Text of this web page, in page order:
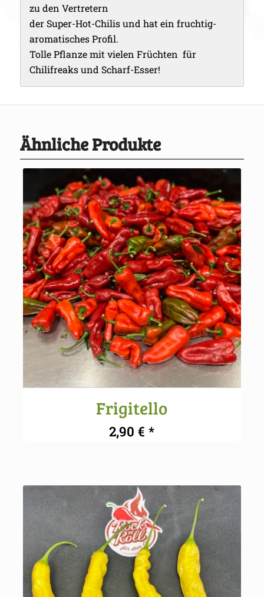
zu den Vertretern
der Super-Hot-Chilis und hat ein fruchtig-
aromatisches Profil.
Tolle Pflanze mit vielen Früchten für
Chilifreaks und Scharf-Esser!
Ähnliche Produkte
Frigitello
2,90€